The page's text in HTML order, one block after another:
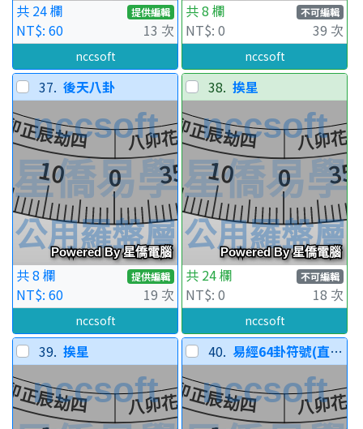
共 24 欄 提供編輯
NT$: 60 13 次
nccsoft
共 8 欄 不可編輯
NT$: 0 39 次
nccsoft
37. 後天八卦
共 8 欄 提供編輯
NT$: 60 19 次
nccsoft
38. 挨星
共 24 欄 不可編輯
NT$: 0 18 次
nccsoft
39. 挨星 40. 易經64卦符號(直排)